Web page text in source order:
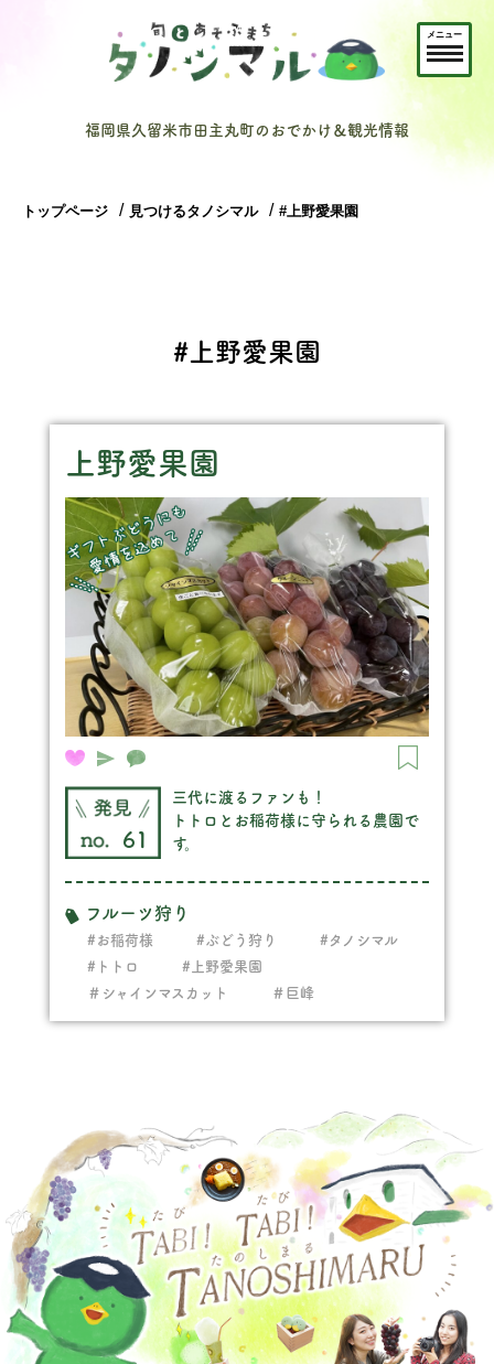
福岡県久留米市田主丸町のおでかけ＆観光情報
メニュー
トップページ 見つけるタノシマル #上野愛果園
#上野愛果園
上野愛果園
61
三代に渡るファンも！
トトロとお稲荷様に守られる農園で
す。
フルーツ狩り
#お稲荷様 #ぶどう狩り
#タノシマル
#トトロ
#上野愛果園
＃シャインマスカット
＃巨峰